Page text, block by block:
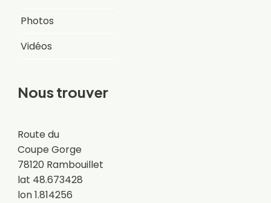
Photos
Vidéos
Nous trouver
Route du
Coupe Gorge
78120 Rambouillet
lat 48.673428
lon 1.814256